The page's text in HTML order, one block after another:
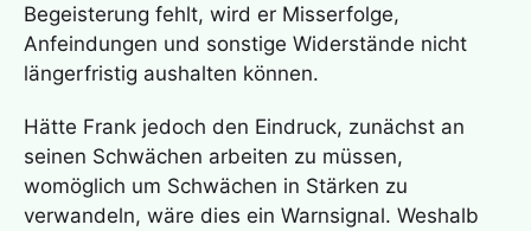
Begeisterung fehlt, wird er Misserfolge,
Anfeindungen und sonstige Widerstände nicht
längerfristig aushalten können.
Hätte Frank jedoch den Eindruck, zunächst an
seinen Schwächen arbeiten zu müssen,
womöglich um Schwächen in Stärken zu
verwandeln, wäre dies ein Warnsignal. Weshalb